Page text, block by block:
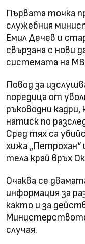
Първата точка
служебния
Емил Дечев и
свързана с нови
системата на
Повод за
поредица от
ръководни кадри,
натиск по
Сред тях са
хижа
тела край връх
Очаква се
информация за
както и за
случая.